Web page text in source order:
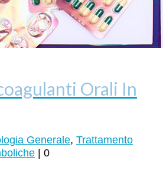
Orali In
Generale, Trattamento
0